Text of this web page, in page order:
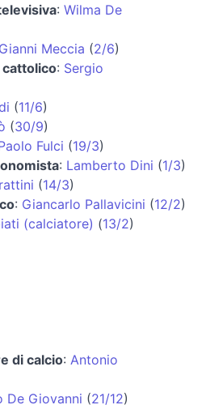
: Wilma De
Gianni Meccia (2/6)
cattolico: Sergio
(11/6)
(30/9)
Fulci (19/3)
: Lamberto Dini (1/3)
(14/3)
: Giancarlo Pallavicini (12/2)
(calciatore) (13/2)
di calcio: Antonio
De Giovanni (21/12)